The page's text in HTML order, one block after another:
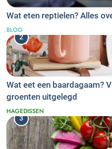
Wat eten reptielen? Alles
BLOG
2
Wat eet een baardagaam?
groenten uitgelegd
HAGEDISSEN
3